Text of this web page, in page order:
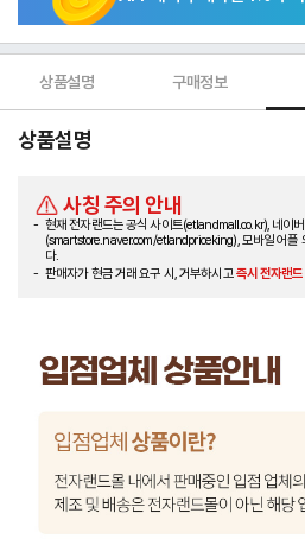
상품설명 구매정보
상품설명
사칭 주의 안내
현재 전자랜드는 공식 사이트(etlandmall.co.kr), 네이
(smartstore.naver.com/etlandpriceking), 모바일 어플
다.
판매자가 현금 거래 요구 시, 거부하시고즉시 전자랜